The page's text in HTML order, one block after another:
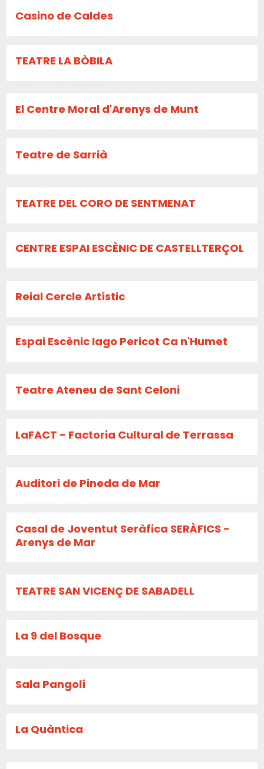
Casino de Caldes
TEATRE LA BÒBILA
El Centre Moral d'Arenys de Munt
Teatre de Sarrià
TEATRE DEL CORO DE SENTMENAT
CENTRE ESPAI ESCÈNIC DE CASTELLTERÇOL
Reial Cercle Artístic
Espai Escènic Iago Pericot Ca n'Humet
Teatre Ateneu de Sant Celoni
LaFACT - Factoria Cultural de Terrassa
Auditori de Pineda de Mar
Casal de Joventut Seràfica SERÀFICS -
Arenys de Mar
TEATRE SAN VICENÇ DE SABADELL
La 9 del Bosque
Sala Pangolí
La Quàntica